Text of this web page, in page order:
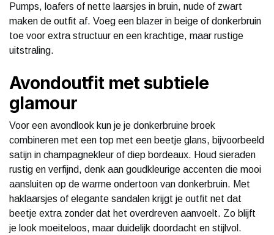
Pumps, loafers of nette laarsjes in bruin, nude of zwart
maken de outfit af. Voeg een blazer in beige of donkerbruin
toe voor extra structuur en een krachtige, maar rustige
uitstraling.
Avondoutfit met subtiele
glamour
Voor een avondlook kun je je donkerbruine broek
combineren met een top met een beetje glans, bijvoorbeeld
satijn in champagnekleur of diep bordeaux. Houd sieraden
rustig en verfijnd, denk aan goudkleurige accenten die mooi
aansluiten op de warme ondertoon van donkerbruin. Met
haklaarsjes of elegante sandalen krijgt je outfit net dat
beetje extra zonder dat het overdreven aanvoelt. Zo blijft
je look moeiteloos, maar duidelijk doordacht en stijlvol.